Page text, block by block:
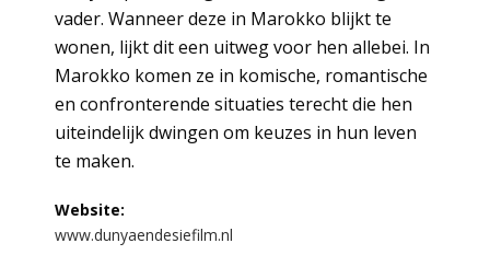
vader. Wanneer deze in Marokko blijkt te
wonen, lijkt dit een uitweg voor hen allebei. In
Marokko komen ze in komische, romantische
en confronterende situaties terecht die hen
uiteindelijk dwingen om keuzes in hun leven
te maken.
Website:
www.dunyaendesiefilm.nl